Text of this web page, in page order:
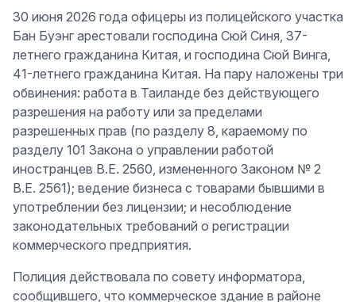
30 июня 2026 года офицеры из полицейского участка
Бан Буэнг арестовали господина Сюй Синя, 37-
летнего гражданина Китая, и господина Сюй Винга,
41-летнего гражданина Китая. На пару наложены три
обвинения: работа в Таиланде без действующего
разрешения на работу или за пределами
разрешенных прав (по разделу 8, караемому по
разделу 101 Закона о управлении работой
иностранцев B.E. 2560, измененного Законом № 2
B.E. 2561); ведение бизнеса с товарами бывшими в
употреблении без лицензии; и несоблюдение
законодательных требований о регистрации
коммерческого предприятия.
Полиция действовала по совету информатора,
сообщившего, что коммерческое здание в районе